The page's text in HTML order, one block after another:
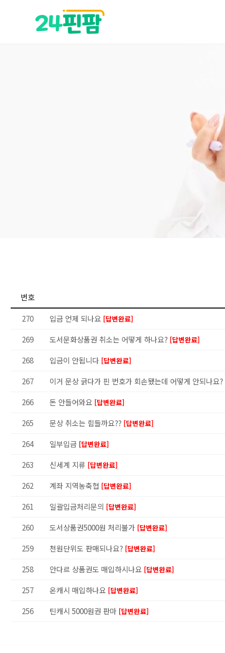
번호
270 입금 언제 되나요 [답변완료]
269
도서문화상품권 취소는 어떻게 하나요? [답변완료]
268
입금이 안됩니다 [답변완료]
267
이거 문상 긁다가 핀 번호가 회손됐는데 어떻게 안되나요?
266
돈 안들어와요 [답변완료]
265
문상 취소는 힘들까요?? [답변완료]
264
일부입금 [답변완료]
263
신세계 지류 [답변완료]
262
계좌 지역농축협 [답변완료]
261
일괄입금처리문의 [답변완료]
260
도서상품권5000원 처리불가 [답변완료]
259
천원단위도 판매되나요? [답변완료]
258
안다르 상품권도 매입하시나요 [답변완료]
257
온캐시 매입하나요 [답변완료]
256
틴캐시 5000원권 판마 [답변완료]